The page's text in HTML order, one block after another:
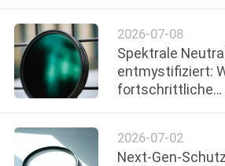
TRETEN
SIE
MIT
UNS
IN
VERBINDUNG
2026-07-08
Spektrale
entmystifiziert:
fortschrittliche
2026-07-02
Next-Gen-